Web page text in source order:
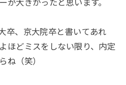
が大きかったと思います。
卒、京大院卒と書いてあれ
ほどミスをしない限り、内定
ね（笑）